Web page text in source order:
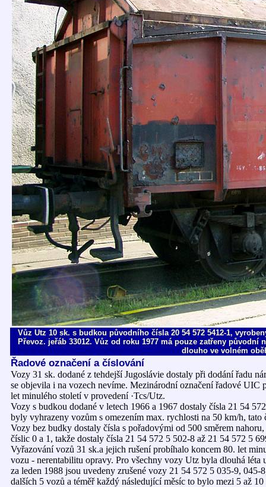
Vůz Utz 10 sk. s budkou původního čísla 20 54 572 5412-1,
Převoz. jeřáb 33012. Vůz od roku 1977 má pouze zatřeny
dlouho ve volném
Řadové označení a číslování
Vozy 31 sk. dodané z tehdejší Jugoslávie dostaly při dodání řadu
se objevila i na vozech nevíme. Mezinárodní označení řadové UIC
let minulého století v provedení ·Tcs/Utz.
Vozy s budkou dodané v letech 1966 a 1967 dostaly čísla 21 54
byly vyhrazeny vozům s omezením max. rychlosti na 50 km/h,
Vozy bez budky dostaly čísla s pořadovými od 500 směrem
číslic 0 a 1, takže dostaly čísla 21 54 572 5 502-8 až 21 54 572 5
Vyřazování vozů 31 sk.a jejich rušení probíhalo koncem 80. let
vozu - nerentabilitu opravy. Pro všechny vozy Utz byla dlouhá
za leden 1988 jsou uvedeny zrušené vozy 21 54 572 5 035-9,
dalších 5 vozů a téměř každý následující měsíc to bylo mezi 5 až